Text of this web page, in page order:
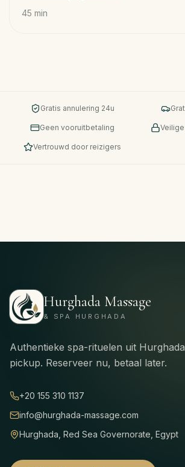
45 min
Gratis annulering 24u
Geen vooruitbetaling
Vertrouwd door reizigers
Hurghada Massage
& SPA HURGHADA
Authentieke spa-rituelen uit
pickup. Reserveer nu, betaal later.
+20 155 310 1137
info@hurghada-massage.com
Hurghada, Red Sea Governorate, Egypt